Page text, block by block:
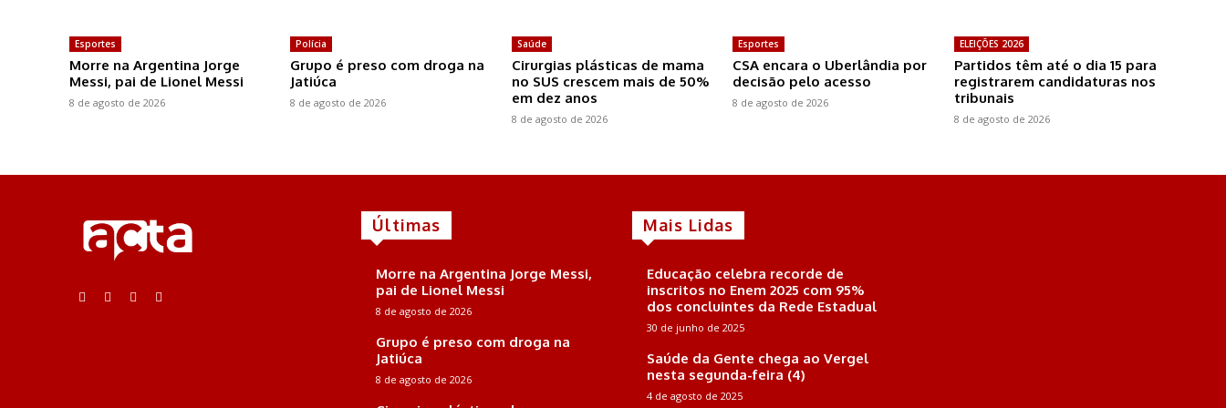
Esportes
Morre na Argentina Jorge
Messi, pai de Lionel Messi
8 de agosto de 2026
Polícia
Grupo é preso com droga na
Jatiúca
8 de agosto de 2026
Saúde
Cirurgias plásticas de mama
no SUS crescem mais de 50%
em dez anos
8 de agosto de 2026
Esportes
CSA encara o Uberlândia por
decisão pelo acesso
8 de agosto de 2026
ELEIÇÕES 2026
Partidos têm até o dia 15 para
registrarem candidaturas nos
tribunais
8 de agosto de 2026
Últimas
Morre na Argentina Jorge Messi,
pai de Lionel Messi
8 de agosto de 2026
Grupo é preso com droga na
Jatiúca
8 de agosto de 2026
Mais Lidas
Educação celebra recorde de
inscritos no Enem 2025 com 95%
dos concluintes da Rede Estadual
30 de junho de 2025
Saúde da Gente chega ao Vergel
nesta segunda-feira (4)
4 de agosto de 2025